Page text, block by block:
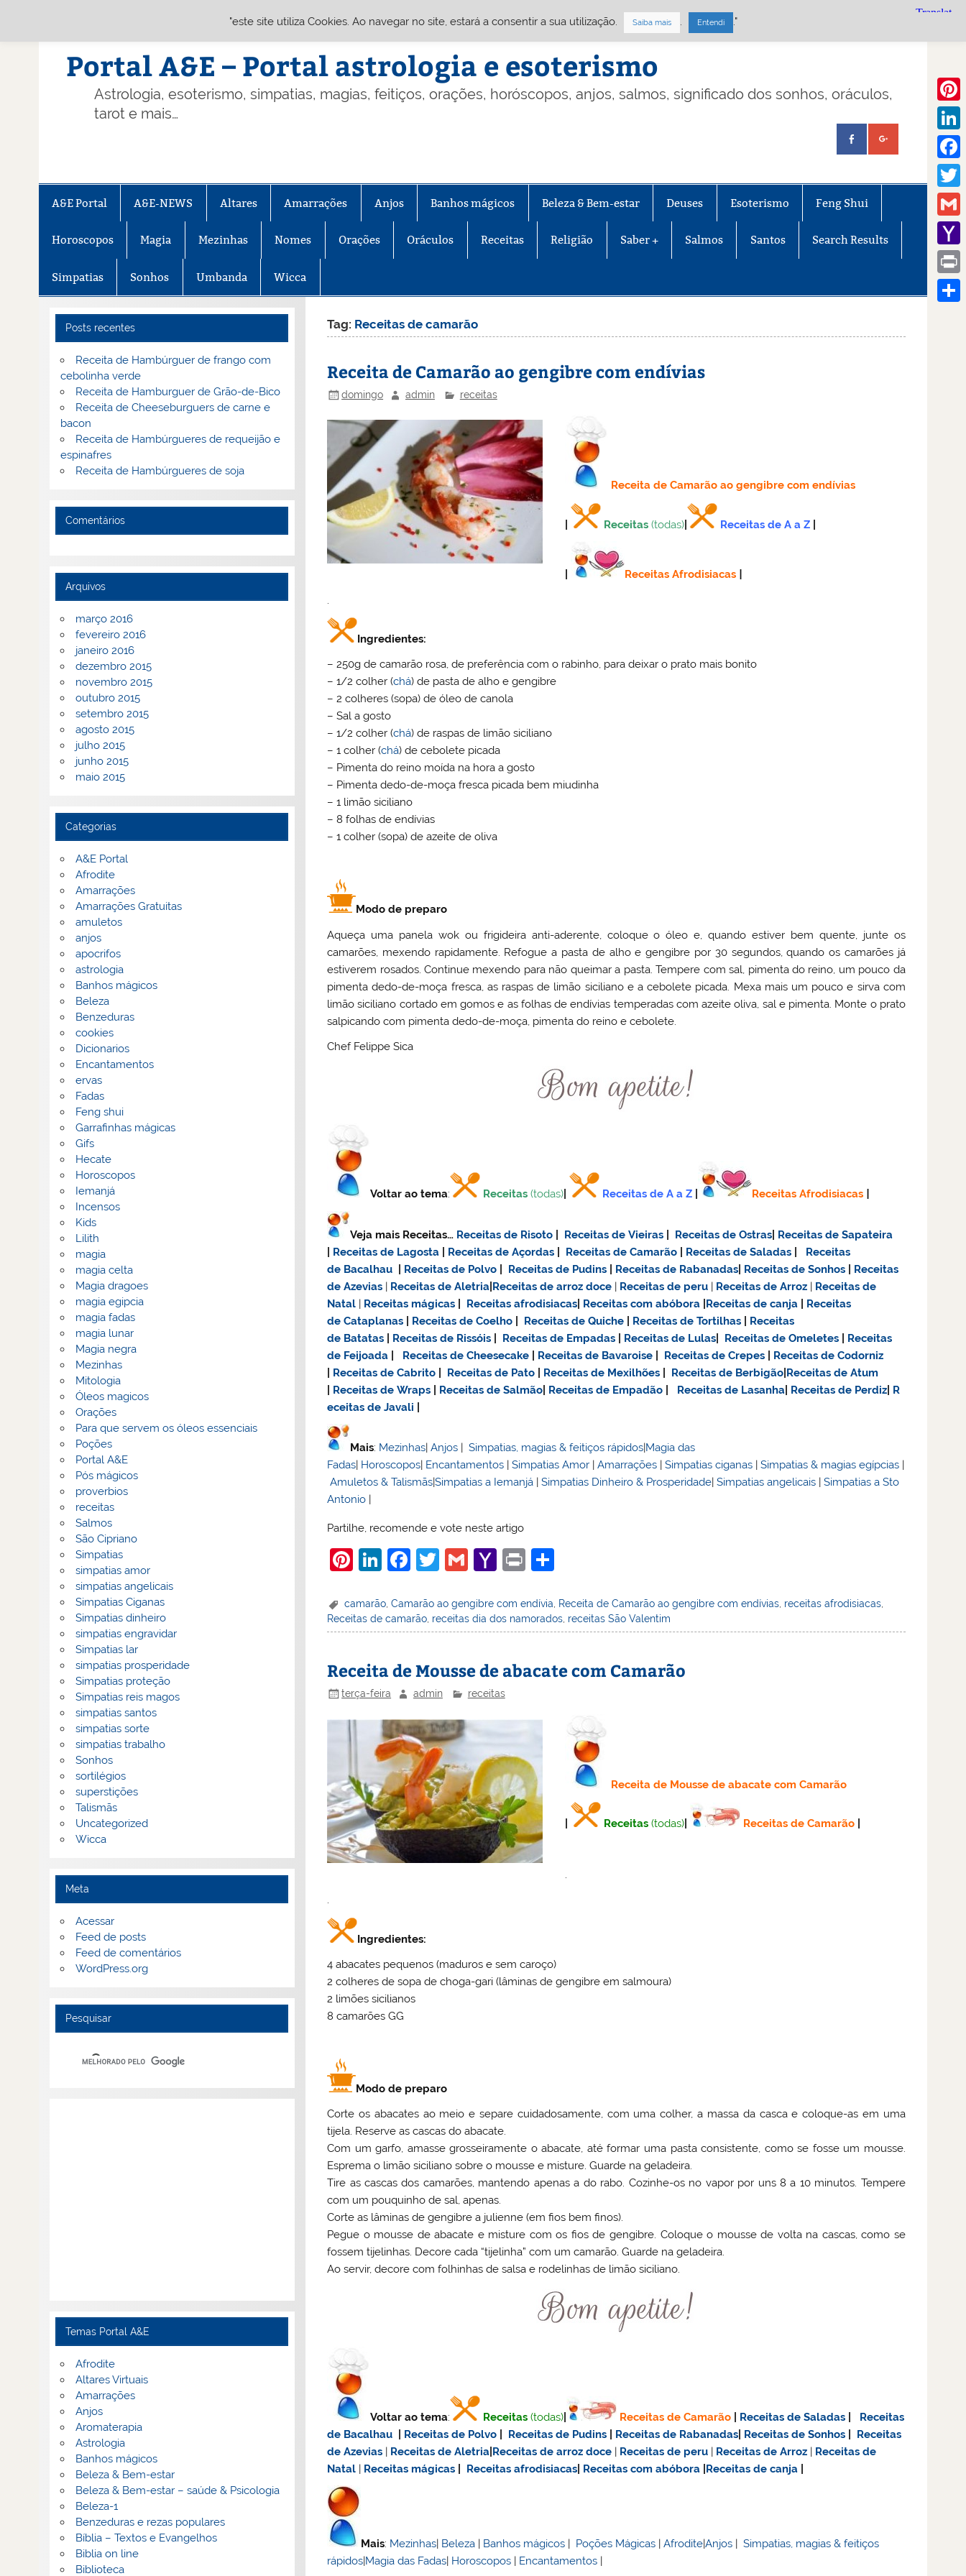
Portal A&E – Portal astrologia e esoterismo
Astrologia, esoterismo, simpatias, magias, feitiços, orações, horóscopos, anjos, salmos, significado dos sonhos, oráculos,
tarot e mais…
A&E Portal A&E-NEWS Altares Amarrações Anjos Banhos mágicos Beleza & Bem-estar Deuses Esoterismo Feng Shui
Horoscopos Magia Mezinhas Nomes Orações Oráculos Receitas Religião Saber + Salmos Santos Search Results
Simpatias Sonhos Umbanda Wicca
Tag: Receitas de camarão
Receita de Camarão ao gengibre com endívias
domingo admin receitas
Receita de Camarão ao gengibre com endívias
Receitas (todas)| Receitas de A a Z
Receitas Afrodisiacas
Ingredientes:
– 250g de camarão rosa, de preferência com o rabinho, para deixar o prato mais bonito
– 1/2 colher (chá) de pasta de alho e gengibre
– 2 colheres (sopa) de óleo de canola
– Sal a gosto
– 1/2 colher (chá) de raspas de limão siciliano
– 1 colher (chá) de cebolete picada
– Pimenta do reino moída na hora a gosto
– Pimenta dedo-de-moça fresca picada bem miudinha
– 1 limão siciliano
– 8 folhas de endívias
– 1 colher (sopa) de azeite de oliva
Modo de preparo
Aqueça uma panela wok ou frigideira anti-aderente, coloque o óleo e, quando estiver bem quente, junte os
camarões, mexendo rapidamente. Refogue a pasta de alho e gengibre por 30 segundos, quando os camarões já
estiverem rosados. Continue mexendo para não queimar a pasta. Tempere com sal, pimenta do reino, um pouco da
pimenta dedo-de-moça fresca, as raspas de limão siciliano e a cebolete picada. Mexa mais um pouco e sirva com
limão siciliano cortado em gomos e as folhas de endívias temperadas com azeite oliva, sal e pimenta. Monte o prato
salpicando com pimenta dedo-de-moça, pimenta do reino e cebolete.
Chef Felippe Sica
Voltar ao tema: Receitas (todas) Receitas de A a Z Receitas Afrodisiacas
Veja mais Receitas… Receitas de Risoto Receitas de Vieiras Receitas de Ostras Receitas de Sapateira
Receitas de Lagosta Receitas de Açordas Receitas de Camarão Receitas de Saladas
Receitas
de Bacalhau
Receitas de Polvo Receitas de Pudins Receitas de Rabanadas Receitas de Sonhos
Receitas
de Azevias | Receitas de Aletria Receitas dearroz doce | Receitas de peru | Receitas de Arroz | Receitas de
Natal | Receitas mágicas Receitas afrodisiacas Receitas com abóbora Receitas de canja
Receitas
de Cataplanas
Receitas de Coelho Receitas de Quiche Receitas de Tortilhas
Receitas
de Batatas
Receitas de Rissóis Receitas de Empadas Receitas de Lulas Receitas de Omeletes
Receitas
de Feijoada
Receitas de Cheesecake Receitas de Bavaroise Receitas de Crepes
Receitas de Codorniz
Receitas de Cabrito Receitas de Pato Receitas de Mexilhões Receitas de Berbigão Receitas de Atum
Receitas de Wraps Receitas de Salmão Receitas de Empadão Receitas de Lasanha Receitas de Perdiz R
eceitas de Javali
Mais: Mezinhas|Anjos |Simpatias, magias & feitiços rápidos|Magia das
Fadas| Horoscopos| Encantamentos |Simpatias Amor |Amarrações |Simpatias ciganas |Simpatias & magias egípcias |
Amuletos & Talismãs|Simpatias a Iemanjá |Simpatias Dinheiro & Prosperidade|Simpatias angelicais |Simpatias a Sto
Antonio |
Partilhe, recomende e vote neste artigo
Pi
er
e
Li
k
e
n
F
c
e
o
o
k
T
itt
er
G
ai
l
Y
h
o
M
ai
l
Pr
t
ar
e
camarão ,Camarão ao gengibre com endívia Receita de Camarão ao gengibre com endívias receitas afrodisiacas
Receitas de camarão, receitas dia dos namorados, receitas São Valentim
Receita de Mousse de abacate com Camarão
terça-feira admin receitas
Receita de Mousse de abacate com Camarão
Receitas (todas)| Receitas de Camarão
.
.
Ingredientes:
4 abacates pequenos (maduros e sem caroço)
2 colheres de sopa de choga-gari (lâminas de gengibre em salmoura)
2 limões sicilianos
8 camarões GG
Modo de preparo
Corte os abacates ao meio e separe cuidadosamente, com uma colher, a massa da casca e coloque-as em uma
tijela. Reserve as cascas do abacate.
Com um garfo, amasse grosseiramente o abacate, até formar uma pasta consistente, como se fosse um mousse.
Esprema o limão siciliano sobre o mousse e misture. Guarde na geladeira.
Tire as cascas dos camarões, mantendo apenas a do rabo. Cozinhe-os no vapor por uns 8 a 10 minutos. Tempere
com um pouquinho de sal, apenas.
Corte as lâminas de gengibre a julienne (em fios bem finos).
Pegue o mousse de abacate e misture com os fios de gengibre. Coloque o mousse de volta na cascas, como se
fossem tijelinhas. Decore cada “tijelinha” com um camarão. Guarde na geladeira.
Ao servir, decore com folhinhas de salsa e rodelinhas de limão siciliano.
Voltar ao tema: Receitas (todas) Receitas de Camarão Receitas de Saladas
Receitas
de Bacalhau
Receitas de Polvo Receitas de Pudins Receitas de Rabanadas Receitas de Sonhos
Receitas
de Azevias | Receitas de Aletria Receitas dearroz doce | Receitas de peru | Receitas de Arroz | Receitas de
Natal | Receitas mágicas Receitas afrodisiacas Receitas com abóbora Receitas de canja
Mais: Mezinhas| Beleza | Banhos mágicos | Poções Mágicas |Afrodite|Anjos |Simpatias, magias & feitiços
rápidos|Magia das Fadas| Horoscopos | Encantamentos |
Posts recentes
Receita de Hambúrguer de frango com
cebolinha verde
Receita de Hamburguer de Grão-de-Bico
Receita de Cheeseburguers de carne e
bacon
Receita de Hambúrgueres de requeijão e
espinafres
Receita de Hambúrgueres de soja
Comentários
Arquivos
março 2016
fevereiro 2016
janeiro 2016
dezembro 2015
novembro 2015
outubro 2015
setembro 2015
agosto 2015
julho 2015
junho 2015
maio 2015
Categorias
A&E Portal
Afrodite
Amarrações
Amarrações Gratuitas
amuletos
anjos
apocrifos
astrologia
Banhos mágicos
Beleza
Benzeduras
cookies
Dicionarios
Encantamentos
ervas
Fadas
Feng shui
Garrafinhas mágicas
Gifs
Hecate
Horoscopos
Iemanjá
Incensos
Kids
Lilith
magia
magia celta
Magia dragoes
magia egipcia
magia fadas
magia lunar
Magia negra
Mezinhas
Mitologia
Óleos magicos
Orações
Para que servem os óleos essenciais
Poções
Portal A&E
Pós mágicos
proverbios
receitas
Salmos
São Cipriano
Simpatias
simpatias amor
simpatias angelicais
Simpatias Ciganas
Simpatias dinheiro
simpatias engravidar
Simpatias lar
simpatias prosperidade
Simpatias proteção
Simpatias reis magos
simpatias santos
simpatias sorte
simpatias trabalho
Sonhos
sortilégios
superstições
Talismãs
Uncategorized
Wicca
Meta
Acessar
Feed de posts
Feed de comentários
WordPress.org
Pesquisar
Temas Portal A&E
Afrodite
Altares Virtuais
Amarrações
Anjos
Aromaterapia
Astrologia
Banhos mágicos
Beleza & Bem-estar
Beleza & Bem-estar – saúde & Psicologia
Beleza-1
Benzeduras e rezas populares
Bíblia – Textos e Evangelhos
Biblia on line
Biblioteca
Gmail
Mail
Print
"este site utiliza Cookies. Ao navegar no site, estará a consentir a sua utilização. Saiba mais . Entendi ."